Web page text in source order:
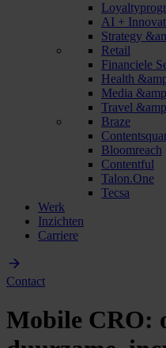
AI +
Strategy
Retail
Financiele
Health
Media
Travel
Braze
Bloomreach
Contentful
Talon.One
Tecsa
Werk
Inzichten
Carriere
Contact
Mobile CRO: